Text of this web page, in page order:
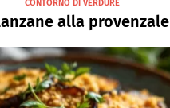
CONTORNO DI VERDURE
alla provenzale